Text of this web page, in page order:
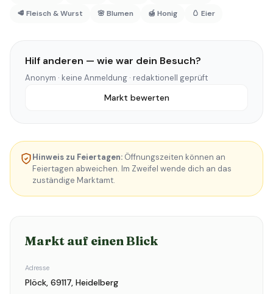
🥩 Fleisch & Wurst
🌸 Blumen 🍯 Honig 🥚 Eier
Hilf anderen — wie war dein Besuch?
Anonym · keine Anmeldung · redaktionell geprüft
Markt bewerten
Hinweis zu Feiertagen: Öffnungszeiten können an
Feiertagen abweichen. Im Zweifel wende dich an das
zuständige Marktamt.
Markt auf einen Blick
Adresse
Plöck, 69117, Heidelberg